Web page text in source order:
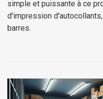
simple et puissante à ce
d'impression
barres.